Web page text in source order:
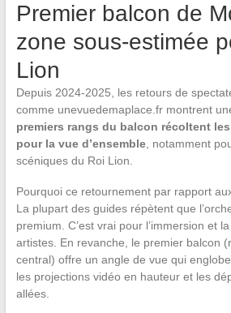
Premier balcon de
zone sous-estimée
Lion
Depuis 2024-2025, les retours de
comme unevuedemaplace.fr montrent
premiers rangs du balcon récoltent
pour la vue d’ensemble, notamment
scéniques du Roi Lion.
Pourquoi ce retournement par rapport
La plupart des guides répètent que
premium. C’est vrai pour l’immersion et
artistes. En revanche, le premier balcon
central) offre un angle de vue qui
les projections vidéo en hauteur et les
allées.